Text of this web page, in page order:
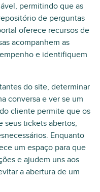
permitindo que as
de perguntas
oferece recursos de
acompanhem as
e identifiquem
do site, determinar
conversa e ver se um
cliente permite que os
seus tickets abertos,
Enquanto
um espaço para que
e ajudem uns aos
a abertura de um